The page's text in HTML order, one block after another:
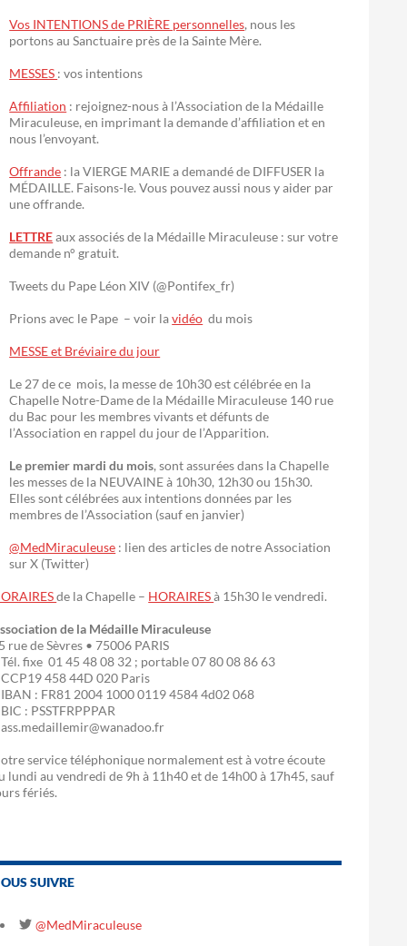
Vos INTENTIONS de PRIÈRE personnelles, nous les
portons au Sanctuaire près de la Sainte Mère.
MESSES : vos intentions
Affiliation : rejoignez-nous à l’Association de la Médaille
Miraculeuse, en imprimant la demande d’affiliation et en
nous l’envoyant.
Offrande : la VIERGE MARIE a demandé de DIFFUSER la
MÉDAILLE. Faisons-le. Vous pouvez aussi nous y aider par
une offrande.
LETTREaux associés de la Médaille Miraculeuse : sur votre
demande n° gratuit.
Tweets du Pape Léon XIV (@Pontifex_fr)
Prions avec le Pape – voir lavidéo du mois
MESSE et Bréviaire du jour
Le 27 de ce mois, la messe de 10h30 est célébrée en la
Chapelle Notre-Dame de la Médaille Miraculeuse 140 rue
du Bac pour les membres vivants et défunts de
l’Association en rappel du jour de l’Apparition.
Le premier mardi du mois, sont assurées dans la Chapelle
les messes de la NEUVAINE à 10h30, 12h30 ou 15h30.
Elles sont célébrées aux intentions données par les
membres de l’Association (sauf en janvier)
@MedMiraculeuse : lien des articles de notre Association
sur X (Twitter)
de la Chapelle – HORAIRESà 15h30 le vendredi.
de la Médaille Miraculeuse
rue de Sèvres • 75006 PARIS
fixe 01 45 48 08 32 ; portable 07 80 08 86 63
458 44D 020 Paris
: FR81 2004 1000 0119 4584 4d02 068
: PSSTFRPPPAR
service téléphonique normalement est à votre écoute
lundi au vendredi de 9h à 11h40 et de 14h00 à 17h45, sauf
fériés.
SUIVRE
@MedMiraculeuse